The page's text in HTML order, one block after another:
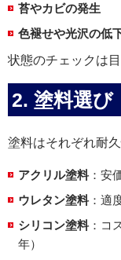
苔やカビの発生
色褪せや光沢の低
状態のチェックは
2. 塗料選び
塗料はそれぞれ耐
アクリル塗料 ：安
ウレタン塗料 ：適
シリコン塗料 ：コ
年）